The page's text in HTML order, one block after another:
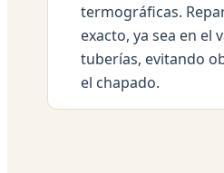
termográficas.
exacto, ya sea en el
tuberías, evitando
el chapado.